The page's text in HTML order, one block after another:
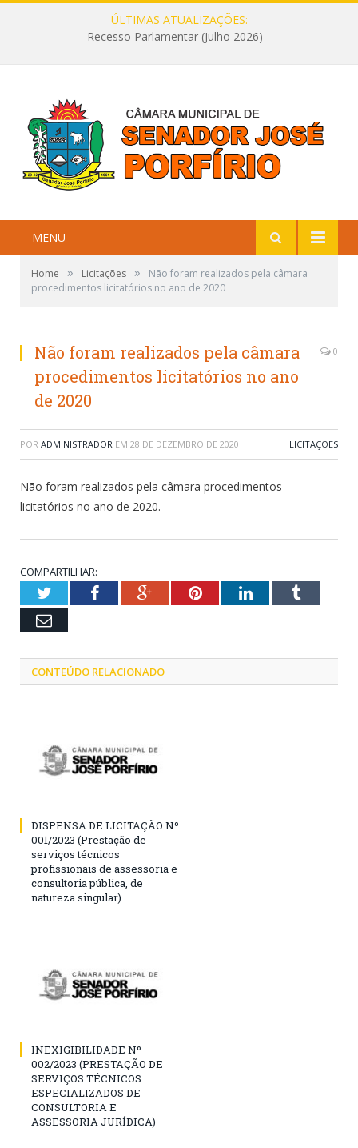
ÚLTIMAS ATUALIZAÇÕES:
Recesso Parlamentar (Julho 2026)
MENU
Home » Licitações »
Não foram realizados pela câmara
procedimentos licitatórios no ano de 2020
Não foram realizados pela câmara
procedimentos licitatórios no ano
de 2020
0
POR ADMINISTRADOR EM 28 DE DEZEMBRO DE 2020 LICITAÇÕES
Não foram realizados pela câmara procedimentos
licitatórios no ano de 2020.
COMPARTILHAR:
TwitterFacebookGoogle+PinterestLinkedInTumblr
Email
CONTEÚDO RELACIONADO
DISPENSA DE LICITAÇÃO Nº
001/2023 (Prestação de
serviços técnicos
profissionais de assessoria e
consultoria pública, de
natureza singular)
INEXIGIBILIDADE Nº
002/2023 (PRESTAÇÃO DE
SERVIÇOS TÉCNICOS
ESPECIALIZADOS DE
CONSULTORIA E
ASSESSORIA JURÍDICA)